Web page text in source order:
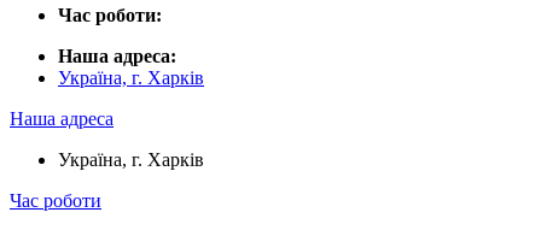
Час роботи:
Наша адреса:
Україна, г. Харків
Наша адреса
Україна, г. Харків
Час роботи